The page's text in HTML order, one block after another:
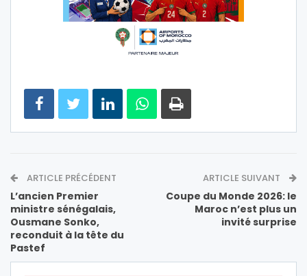
ARTICLE PRÉCÉDENT
L’ancien Premier
ministre sénégalais,
Ousmane Sonko,
reconduit à la tête du
Pastef
ARTICLE SUIVANT
Coupe du Monde 2026: le
Maroc n’est plus un
invité surprise